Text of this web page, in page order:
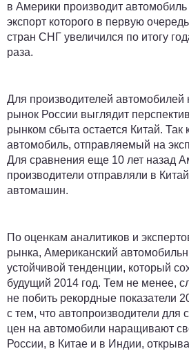
в Америки производит
экспорт которого в первую
стран СНГ увеличился по итогу
раза.
Для производителей
рынок России выглядит
рынком сбыта остается Китай. Так
автомобиль, отправляемый на
Для сравнения еще 10 лет назад
производители отправляли в
автомашин.
По оценкам аналитиков и
рынка, Американский
устойчивой тенденции, который
будущий 2014 год. Тем не менее,
не побить рекордные показатели
с тем, что автопроизводители для
цен на автомобили наращивают
России, в Китае и в Индии,